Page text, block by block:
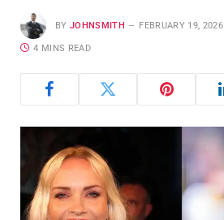
BY JOHNSMITH FEBRUARY 19, 2026
4 MINS READ